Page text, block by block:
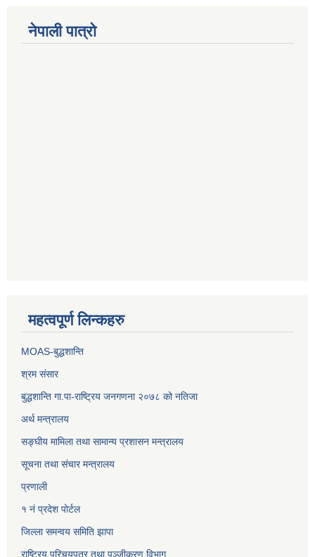
नेपाली पात्रो
महत्वपूर्ण लिन्कहरु
MOAS-बुद्धशान्ति
श्रम संसार
बुद्धशान्ति गा.पा-राष्ट्रिय जनगणना २०७८ को नतिजा
अर्थ मन्त्रालय
सङ्‍घीय मामिला तथा सामान्य प्रशासन मन्त्रालय
सूचना तथा संचार मन्त्रालय
प्रणाली
१ नं प्रदेश पोर्टल
जिल्ला समन्वय समिति झापा
राष्ट्रिय परिचयपत्र तथा पञ्जीकरण विभाग